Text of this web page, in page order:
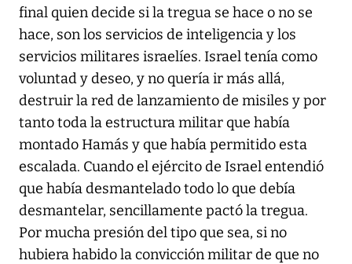
final quien decide si la tregua se hace o no se
hace, son los servicios de inteligencia y los
servicios militares israelíes. Israel tenía como
voluntad y deseo, y no quería ir más allá,
destruir la red de lanzamiento de misiles y por
tanto toda la estructura militar que había
montado Hamás y que había permitido esta
escalada. Cuando el ejército de Israel entendió
que había desmantelado todo lo que debía
desmantelar, sencillamente pactó la tregua.
Por mucha presión del tipo que sea, si no
hubiera habido la convicción militar de que no